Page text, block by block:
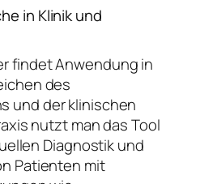
in Klinik und
findet Anwendung in
des
und der klinischen
nutzt man das Tool
Diagnostik und
Patienten mit